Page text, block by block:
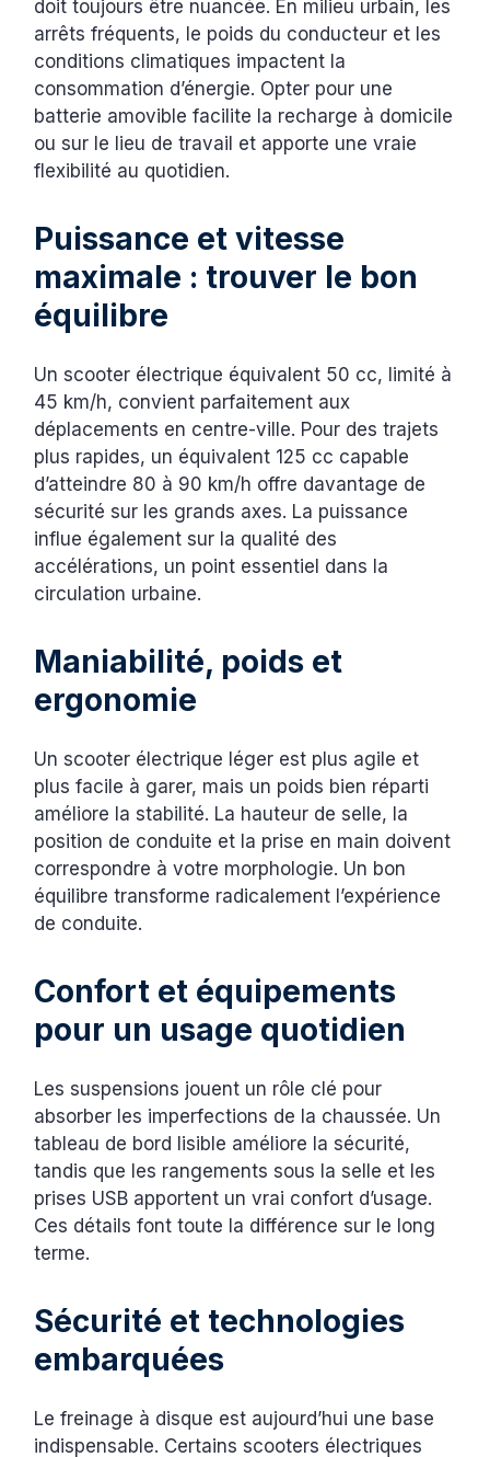
doit toujours être nuancée. En milieu urbain, les
arrêts fréquents, le poids du conducteur et les
conditions climatiques impactent la
consommation d’énergie. Opter pour une
batterie amovible facilite la recharge à domicile
ou sur le lieu de travail et apporte une vraie
flexibilité au quotidien.
Puissance et vitesse
maximale : trouver le bon
équilibre
Un scooter électrique équivalent 50 cc, limité à
45 km/h, convient parfaitement aux
déplacements en centre-ville. Pour des trajets
plus rapides, un équivalent 125 cc capable
d’atteindre 80 à 90 km/h offre davantage de
sécurité sur les grands axes. La puissance
influe également sur la qualité des
accélérations, un point essentiel dans la
circulation urbaine.
Maniabilité, poids et
ergonomie
Un scooter électrique léger est plus agile et
plus facile à garer, mais un poids bien réparti
améliore la stabilité. La hauteur de selle, la
position de conduite et la prise en main doivent
correspondre à votre morphologie. Un bon
équilibre transforme radicalement l’expérience
de conduite.
Confort et équipements
pour un usage quotidien
Les suspensions jouent un rôle clé pour
absorber les imperfections de la chaussée. Un
tableau de bord lisible améliore la sécurité,
tandis que les rangements sous la selle et les
prises USB apportent un vrai confort d’usage.
Ces détails font toute la différence sur le long
terme.
Sécurité et technologies
embarquées
Le freinage à disque est aujourd’hui une base
indispensable. Certains scooters électriques